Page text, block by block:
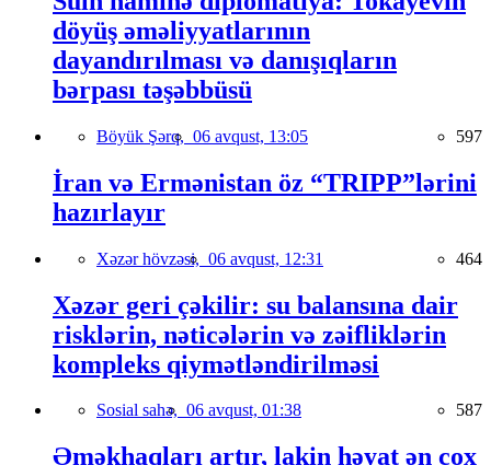
döyüş əməliyyatlarının
dayandırılması və danışıqların
bərpası təşəbbüsü
Böyük Şərq, 06 avqust, 13:05 597
İran və Ermənistan öz “TRIPP”lərini
hazırlayır
Xəzər hövzəsi, 06 avqust, 12:31 464
Xəzər geri çəkilir: su balansına dair
risklərin, nəticələrin və zəifliklərin
kompleks qiymətləndirilməsi
Sosial sahə, 06 avqust, 01:38 587
Əməkhaqları artır, lakin həyat ən çox